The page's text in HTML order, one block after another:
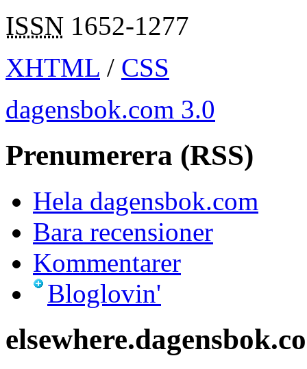
ISSN 1652-1277
XHTML / CSS
dagensbok.com 3.0
Prenumerera (RSS)
Hela dagensbok.com
Bara recensioner
Kommentarer
Bloglovin'